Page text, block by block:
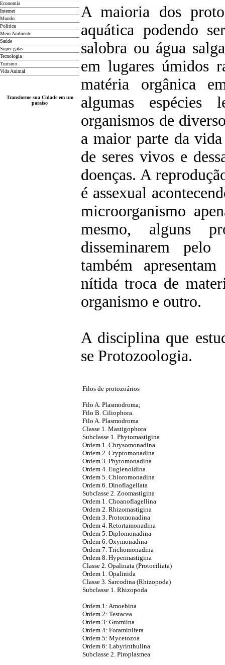
Economia
Internet
Mundo
Política
Meio Ambiente
Saúde
Super gatas
Tecnologia
Turismo
Vida Animal
Transforme sua Cidade em um
paraíso
A maioria dos
aquática podendo
salobra ou água
em lugares úmidos
matéria orgânica
algumas espécies
organismos de
a maior parte da vida
de seres vivos e
doenças. A
é assexual
microorganismo
mesmo, alguns
disseminarem
também
nítida troca de
organismo e outro.
A disciplina que
se Protozoologia.
Filos de protozoários
Filo A. Plasmodroma;
Filo B. Ciliophora.
Filo A. Plasmodroma
Classe 1. Mastigophora
Subclasse 1. Phytomastigina
Ordem 1. Chrysomonadina
Ordem 2. Cryptomonadina
Ordem 3. Phytomonadina
Ordem 4. Euglenoidina
Ordem 5. Chloromonadina
Ordem 6. Dinoflagellata
Subclasse 2. Zoomastigina
Ordem 1. Choanoflagellina
Ordem 2. Rhizomastigina
Ordem 3. Protomonadina
Ordem 4. Retortamonadina
Ordem 5. Diplomonadina
Ordem 6. Oxymonadina
Ordem 7. Trichomonadina
Ordem 8. Hypermastigina
Classe 2. Opalinata (Protociliata)
Ordem 1. Opalinida
Classe 3. Sarcodina (Rhizopoda)
Subclasse 1. Rhizopoda
Ordem 1: Amoebina
Ordem 2: Testacea
Ordem 3: Gromiina
Ordem 4: Foraminifera
Ordem 5: Mycetozoa
Ordem 6: Labyrinthulina
Subclasse 2. Piroplasmea